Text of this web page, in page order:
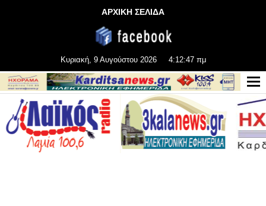
ΑΡΧΙΚΗ ΣΕΛΙΔΑ
Κυριακή, 9 Αυγούστου 2026 4:12:47 πμ